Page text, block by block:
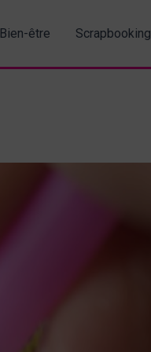
Bien-être Scrapbooking